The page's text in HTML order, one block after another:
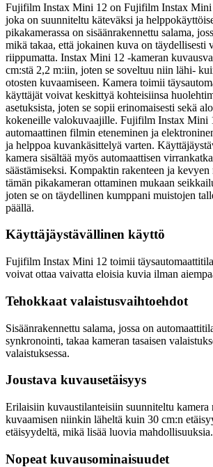
Fujifilm Instax Mini 12 on Fujifilm Instax Mini
joka on suunniteltu käteväksi ja
pikakamerassa on sisäänrakennettu salama,
mikä takaa, että jokainen kuva on täydellisesti
riippumatta. Instax Mini 12 -kameran
cm:stä 2,2 m:iin, joten se soveltuu niin lähi-
otosten kuvaamiseen. Kamera toimii
käyttäjät voivat keskittyä kohteisiinsa
asetuksista, joten se sopii erinomaisesti sekä
kokeneille valokuvaajille. Fujifilm Instax Mini
automaattinen filmin eteneminen ja
ja helppoa kuvankäsittelyä varten.
kamera sisältää myös automaattisen
säästämiseksi. Kompaktin rakenteen ja kevyen
tämän pikakameran ottaminen mukaan
joten se on täydellinen kumppani muistojen
päällä.
Käyttäjäystävällinen käyttö
Fujifilm Instax Mini 12 toimii
voivat ottaa vaivatta eloisia kuvia ilman
Tehokkaat valaistusvaihtoehdot
Sisäänrakennettu salama, jossa on
synkronointi, takaa kameran tasaisen
valaistuksessa.
Joustava kuvausetäisyys
Erilaisiin kuvaustilanteisiin suunniteltu kamera
kuvaamisen niinkin läheltä kuin 30 cm:n
etäisyydeltä, mikä lisää luovia mahdollisuuksia.
Nopeat kuvausominaisuudet